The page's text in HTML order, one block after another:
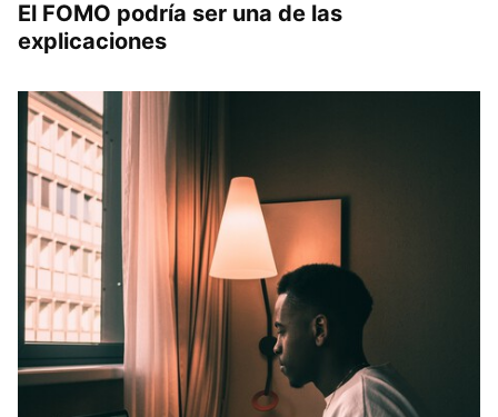
El FOMO podría ser una de las
explicaciones